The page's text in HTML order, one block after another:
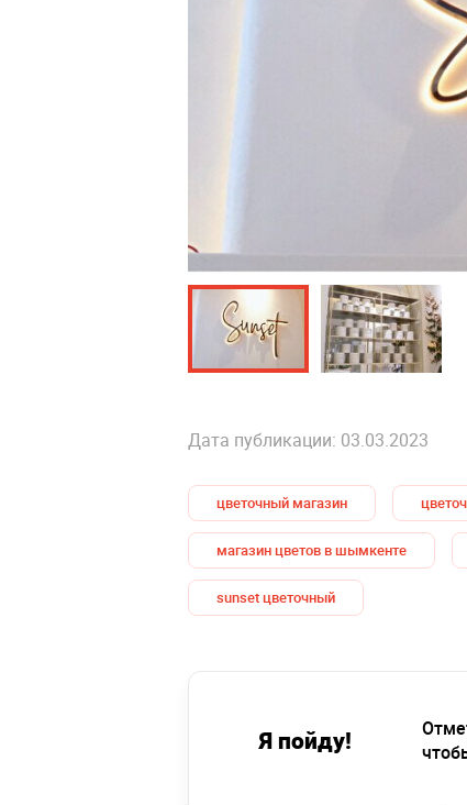
Дата публикации: 03.03.2023
цветочный магазин
магазин цветов в шымкенте
sunset цветочный
Я пойду!